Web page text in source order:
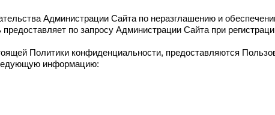
Администрации Сайта по неразглашению и
по запросу Администрации Сайта при
Политики конфиденциальности, предоставляются
информацию: